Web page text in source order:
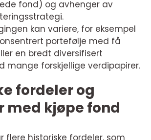
fond) og avhenger av
kan variere, for eksempel
portefølje med få
en bredt diversifisert
mange forskjellige verdipapirer.
fordeler og
med kjøpe fond
flere historiske fordeler, som